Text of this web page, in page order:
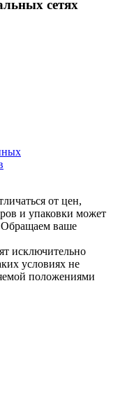
сетях
от цен,
и упаковки может
Обращаем ваше
исключительно
условиях не
положениями